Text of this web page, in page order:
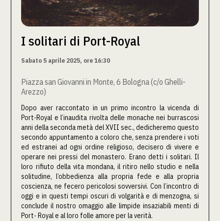
I solitari di Port-Royal
Sabato 5 aprile 2025, ore 16:30
Piazza san Giovanni in Monte, 6 Bologna (c/o Ghelli-
Arezzo)
Dopo aver raccontato in un primo incontro la vicenda di
Port-Royal e l’inaudita rivolta delle monache nei burrascosi
anni della seconda metà del XVII sec., dedicheremo questo
secondo appuntamento a coloro che, senza prendere i voti
ed estranei ad ogni ordine religioso, decisero di vivere e
operare nei pressi del monastero. Erano detti i solitari. Il
loro rifiuto della vita mondana, il ritiro nello studio e nella
solitudine, l’obbedienza alla propria fede e alla propria
coscienza, ne fecero pericolosi sovversivi. Con l’incontro di
oggi e in questi tempi oscuri di volgarità e di menzogna, si
conclude il nostro omaggio alle limpide insaziabili menti di
Port- Royal e al loro folle amore per la verità.